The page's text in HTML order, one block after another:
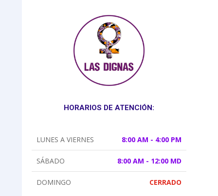
HORARIOS DE ATENCIÓN:
LUNES A VIERNES 8:00 AM - 4:00 PM
SÁBADO 8:00 AM - 12:00 MD
DOMINGO CERRADO